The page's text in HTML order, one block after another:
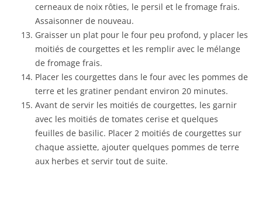
cerneaux de noix rôties, le persil et le fromage frais.
Assaisonner de nouveau.
Graisser un plat pour le four peu profond, y placer les
moitiés de courgettes et les remplir avec le mélange
de fromage frais.
Placer les courgettes dans le four avec les pommes de
terre et les gratiner pendant environ 20 minutes.
Avant de servir les moitiés de courgettes, les garnir
avec les moitiés de tomates cerise et quelques
feuilles de basilic. Placer 2 moitiés de courgettes sur
chaque assiette, ajouter quelques pommes de terre
aux herbes et servir tout de suite.